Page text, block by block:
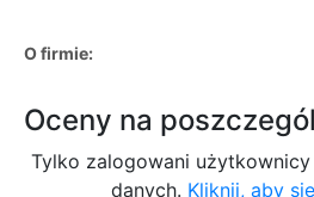
O firmie:
Oceny na
Tylko zalogowani
danych. Kliknij, aby